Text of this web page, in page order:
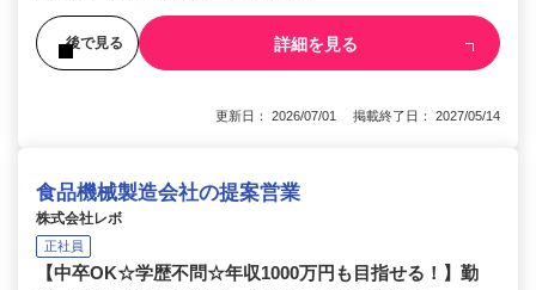
後で見る 詳細を見る
更新日： 2026/07/01 掲載終了日： 2027/05/14
食品機械製造会社の提案営業
株式会社レボ
正社員
【中卒OK☆学歴不問☆年収1000万円も目指せる！】勤